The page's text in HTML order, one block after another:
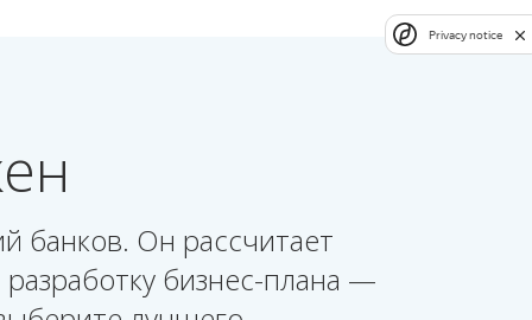
банков. Он рассчитает
бизнес-плана —
Privacy notice